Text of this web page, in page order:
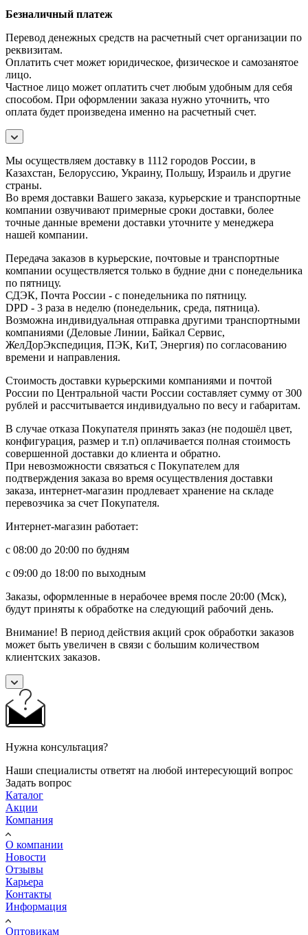
Безналичный платеж
Перевод денежных средств на расчетный счет организации по
реквизитам.
Оплатить счет может юридическое, физическое и самозанятое
лицо.
Частное лицо может оплатить счет любым удобным для себя
способом. При оформлении заказа нужно уточнить, что
оплата будет произведена именно на расчетный счет.
Мы осуществляем доставку в 1112 городов России, в
Казахстан, Белоруссию, Украину, Польшу, Израиль и другие
страны.
Во время доставки Вашего заказа, курьерские и транспортные
компании озвучивают примерные сроки доставки, более
точные данные времени доставки уточните у менеджера
нашей компании.
Передача заказов в курьерские, почтовые и транспортные
компании осуществляется только в будние дни с понедельника
по пятницу.
СДЭК, Почта России - с понедельника по пятницу.
DPD - 3 раза в неделю (понедельник, среда, пятница).
Возможна индивидуальная отправка другими транспортными
компаниями (Деловые Линии, Байкал Сервис,
ЖелДорЭкспедиция, ПЭК, КиТ, Энергия) по согласованию
времени и направления.
Стоимость доставки курьерскими компаниями и почтой
России по Центральной части России составляет сумму от 300
рублей и рассчитывается индивидуально по весу и габаритам.
В случае отказа Покупателя принять заказ (не подошёл цвет,
конфигурация, размер и т.п) оплачивается полная стоимость
совершенной доставки до клиента и обратно.
При невозможности связаться с Покупателем для
подтверждения заказа во время осуществления доставки
заказа, интернет-магазин продлевает хранение на складе
перевозчика за счет Покупателя.
Интернет-магазин работает:
с 08:00 до 20:00 по будням
с 09:00 до 18:00 по выходным
Заказы, оформленные в нерабочее время после 20:00 (Мск),
будут приняты к обработке на следующий рабочий день.
Внимание! В период действия акций срок обработки заказов
может быть увеличен в связи с большим количеством
клиентских заказов.
Нужна консультация?
Наши специалисты ответят на любой интересующий вопрос
Задать вопрос
Каталог
Акции
Компания
О компании
Новости
Отзывы
Карьера
Контакты
Информация
Оптовикам